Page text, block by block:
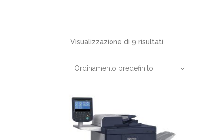
Visualizzazione di 9 risultati
Ordinamento predefinito